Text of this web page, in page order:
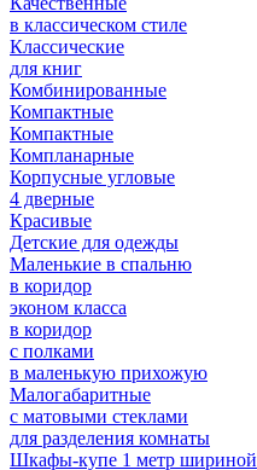
в классическом стиле
Классические
для книг
Комбинированные
Компактные
Компактные
Компланарные
Корпусные угловые
4 дверные
Красивые
Детские для одежды
Маленькие в спальню
в коридор
эконом класса
в коридор
с полками
в маленькую прихожую
Малогабаритные
с матовыми стеклами
для разделения комнаты
Шкафы-купе 1 метр шириной